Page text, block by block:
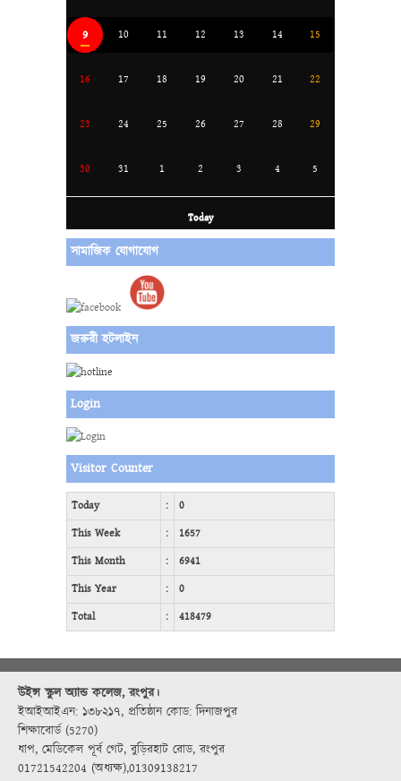
9 10 11 12 13 14 15
16 17 18 19 20 21 22
23 24 25 26 27 28 29
30 31 1 2 3 4 5
Today
সামাজিক যোগাযোগ
জরুরী হটলাইন
Login
Visitor Counter
Today :
0
This Week
:
1657
This Month
:
6941
This Year
:
0
Total
: 418479
উইন্স স্কুল অ্যান্ড কলেজ, রংপুর।
ইআইআইএন: ১৩৮২১৭, প্রতিষ্ঠান কোড: দিনাজপুর
শিক্ষাবোর্ড (5270)
ধাপ, মেডিকেল পূর্ব গেট, বুড়িরহাট রোড, রংপুর
01721542204 (অধ্যক্ষ),01309138217